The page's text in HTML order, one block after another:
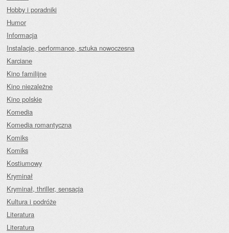
Hobby i poradniki
Humor
Informacja
Instalacje, performance, sztuka nowoczesna
Karciane
Kino familijne
Kino niezależne
Kino polskie
Komedia
Komedia romantyczna
Komiks
Komiks
Kostiumowy
Kryminał
Kryminał, thriller, sensacja
Kultura i podróże
Literatura
Literatura